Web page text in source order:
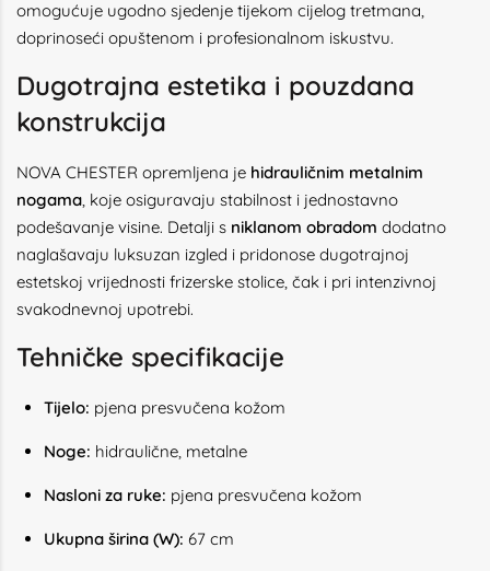
omogućuje ugodno sjedenje tijekom cijelog tretmana,
doprinoseći opuštenom i profesionalnom iskustvu.
Dugotrajna estetika i pouzdana
konstrukcija
NOVA CHESTER opremljena je hidrauličnim metalnim
nogama, koje osiguravaju stabilnost i jednostavno
podešavanje visine. Detalji s niklanom obradom dodatno
naglašavaju luksuzan izgled i pridonose dugotrajnoj
estetskoj vrijednosti frizerske stolice, čak i pri intenzivnoj
svakodnevnoj upotrebi.
Tehničke specifikacije
Tijelo: pjena presvučena kožom
Noge: hidraulične, metalne
Nasloni za ruke: pjena presvučena kožom
Ukupna širina (W): 67 cm